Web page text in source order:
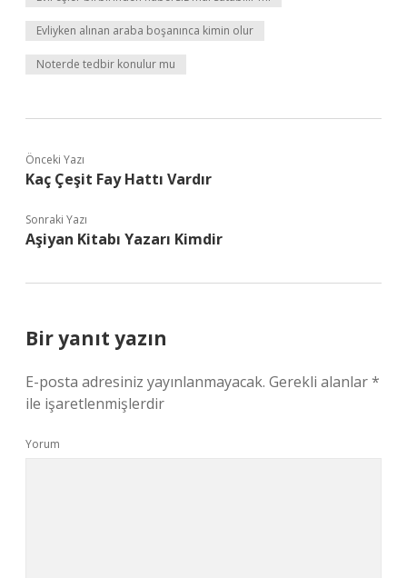
Evliyken alınan araba boşanınca kimin olur
Noterde tedbir konulur mu
Önceki Yazı
Kaç Çeşit Fay Hattı Vardır
Sonraki Yazı
Aşiyan Kitabı Yazarı Kimdir
Bir yanıt yazın
E-posta adresiniz yayınlanmayacak. Gerekli alanlar*
ile işaretlenmişlerdir
Yorum